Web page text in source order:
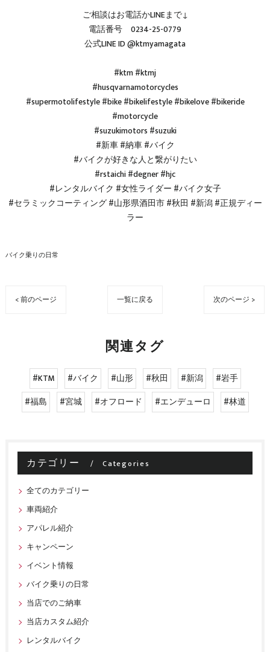
ご相談はお電話かLINEまで↓
電話番号 0234-25-0779
公式LINE ID @ktmyamagata
#ktm #ktmj
#husqvarnamotorcycles
#supermotolifestyle #bike #bikelifestyle #bikelove #bikeride
#motorcycle
#suzukimotors #suzuki
#新車 #納車 #バイク
#バイクが好きな人と繋がりたい
#rstaichi #degner #hjc
#レンタルバイク #女性ライダー #バイク女子
#セラミックコーティング #山形県酒田市 #秋田 #新潟 #正規ディー
ラー
バイク乗りの日常
< 前のページ 一覧に戻る 次のページ >
関連タグ
#KTM #バイク #山形 #秋田 #新潟
#岩手
#福島
#宮城 #オフロード #エンデューロ #林道
カテゴリー Categories
全てのカテゴリー
車両紹介
アパレル紹介
キャンペーン
イベント情報
バイク乗りの日常
当店でのご納車
当店カスタム紹介
レンタルバイク